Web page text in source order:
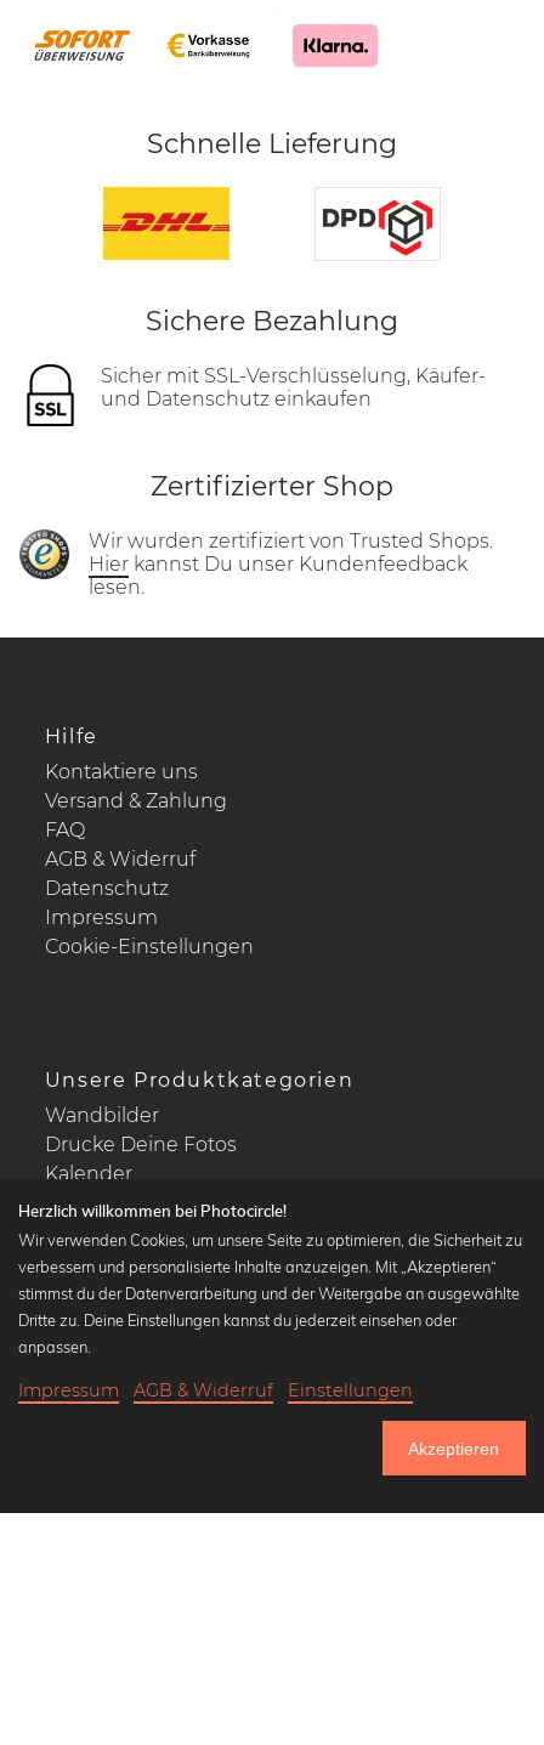
Bis Donnerstag: 20% Rabatt auf alle Bilder
Schnelle Lieferung
Sichere Bezahlung
Sicher mit SSL-Verschlüsselung, Käufer-
und Datenschutz einkaufen
Zertifizierter Shop
Wir wurden zertifiziert von Trusted Shops.
Hier kannst Du unser Kundenfeedback
lesen.
Hilfe
Kontaktiere uns
Versand & Zahlung
FAQ
AGB & Widerruf
Datenschutz
Impressum
Cookie-Einstellungen
Unsere Produktkategorien
Wandbilder
Drucke Deine Fotos
Kalender
Beliebte Kollektionen
Wandbilder in schwarz-weiß
Klassiker der Kunstgeschichte
Herzlich willkommen bei Photocircle!
Wir verwenden Cookies, um unsere Seite zu optimieren, die Sicherheit zu
verbessern und personalisierte Inhalte anzuzeigen. Mit „Akzeptieren“
stimmst du der Datenverarbeitung und der Weitergabe an ausgewählte
Dritte zu. Deine Einstellungen kannst du jederzeit einsehen oder
anpassen.
Impressum AGB & Widerruf Einstellungen
Akzeptieren